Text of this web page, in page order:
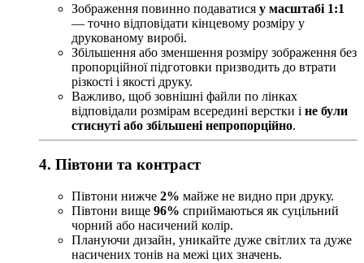
Зображення повинно подаватися у масштабі 1:1
— точно відповідати кінцевому розміру у
друкованому виробі.
Збільшення або зменшення розміру зображення без
пропорційної підготовки призводить до втрати
різкості і якості друку.
Важливо, щоб зовнішні файли по лінках
відповідали розмірам всередині верстки і не були
стиснуті або збільшені непропорційно.
4. Півтони та контраст
Півтони нижче 2% майже не видно при друку.
Півтони вище 96% сприймаються як суцільний
чорний або насичений колір.
Плануючи дизайн, уникайте дуже світлих та дуже
насичених тонів на межі цих значень.